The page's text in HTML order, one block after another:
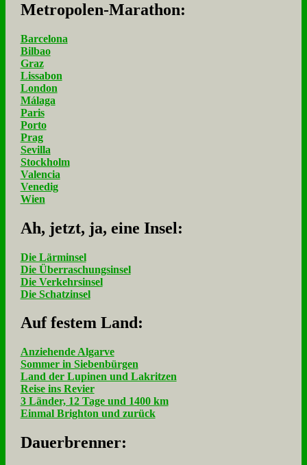
Me­tro­po­len-Ma­ra­thon:
Barcelona
Bilbao
Graz
Lissabon
London
Málaga
Paris
Porto
Prag
Sevilla
Stockholm
Valencia
Venedig
Wien
Ah, jetzt, ja, ei­ne In­sel:
Die Lärminsel
Die Überraschungsinsel
Die Verkehrsinsel
Die Schatzinsel
Auf fe­stem Land:
Anziehende Algarve
Sommer in Siebenbürgen
Land der Lupinen und Lakritzen
Reise ins Revier
3 Länder, 12 Tage und 1400 km
Einmal Brighton und zurück
Dau­er­bren­ner: